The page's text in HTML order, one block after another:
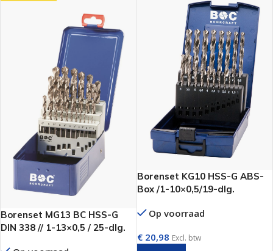
Borenset MG13 BC HSS-G
DIN 338 // 1-13×0,5 / 25-dlg.
Borenset KG10 HSS-G ABS-
Box /1-10×0,5/19-dlg.
Op voorraad
€20,98 Excl. btw